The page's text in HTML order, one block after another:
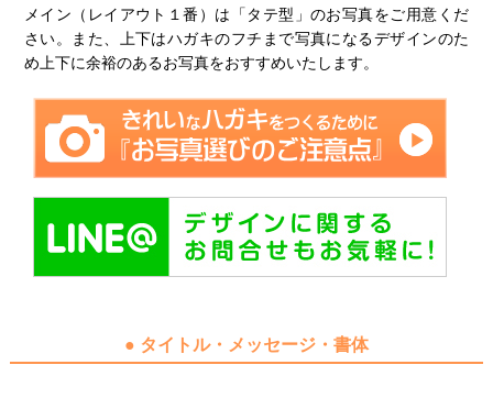
メイン（レイアウト１番）は「タテ型」のお写真をご用意くだ
さい。また、上下はハガキのフチまで写真になるデザインのた
め上下に余裕のあるお写真をおすすめいたします。
● タイトル・メッセージ・書体